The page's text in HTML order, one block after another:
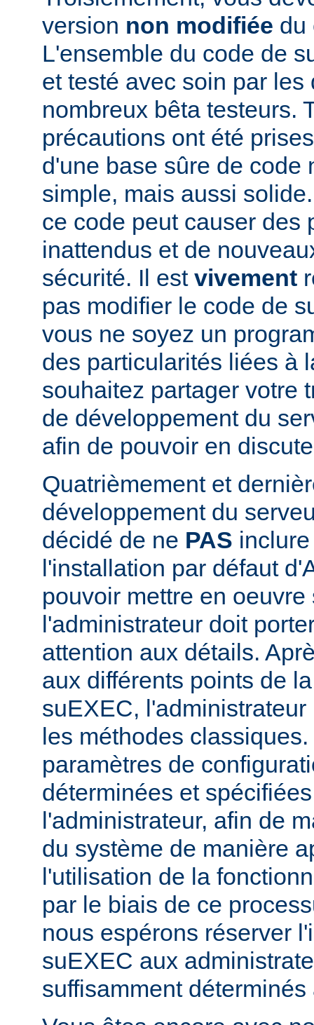
version non modifiée du
L'ensemble du code de
et testé avec soin par
nombreux bêta testeurs.
précautions ont été
d'une base sûre de code
simple, mais aussi
ce code peut causer des
inattendus et de
sécurité. Il est vivement
pas modifier le code de
vous ne soyez un
des particularités liées à
souhaitez partager votre
de développement du
afin de pouvoir en
Quatrièmement et
développement du
décidé de ne PAS
l'installation par défaut
pouvoir mettre en oeuvre
l'administrateur doit
attention aux détails.
aux différents points de
suEXEC,
les méthodes
paramètres de
déterminées et
l'administrateur, afin de
du système de manière
l'utilisation de la
par le biais de ce
nous espérons réserver
suEXEC aux
suffisamment